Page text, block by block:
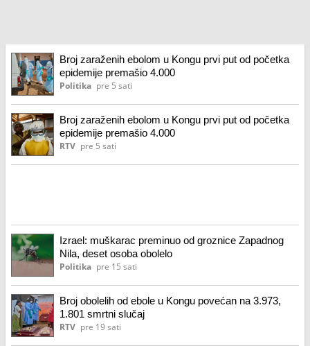
Broj zaraženih ebolom u Kongu prvi put od početka
epidemije premašio 4.000
Politika pre 5 sati
Broj zaraženih ebolom u Kongu prvi put od početka
epidemije premašio 4.000
RTV pre 5 sati
Izrael: muškarac preminuo od groznice Zapadnog
Nila, deset osoba obolelo
Politika pre 15 sati
Broj obolelih od ebole u Kongu povećan na 3.973,
1.801 smrtni slučaj
RTV pre 19 sati